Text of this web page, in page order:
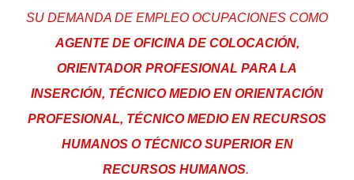
SU DEMANDA DE EMPLEO OCUPACIONES COMO
AGENTE DE OFICINA DE COLOCACIÓN,
ORIENTADOR PROFESIONAL PARA LA
INSERCIÓN, TÉCNICO MEDIO EN ORIENTACIÓN
PROFESIONAL, TÉCNICO MEDIO EN RECURSOS
HUMANOS O TÉCNICO SUPERIOR EN
RECURSOS HUMANOS.